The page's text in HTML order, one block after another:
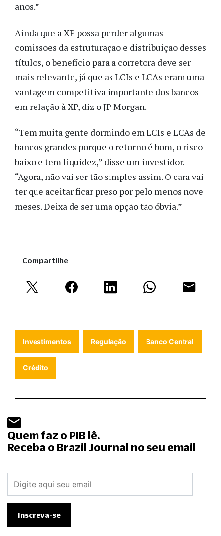
anos.”
Ainda que a XP possa perder algumas
comissões da estruturação e distribuição desses
títulos, o benefício para a corretora deve ser
mais relevante, já que as LCIs e LCAs eram uma
vantagem competitiva importante dos bancos
em relação à XP, diz o JP Morgan.
“Tem muita gente dormindo em LCIs e LCAs de
bancos grandes porque o retorno é bom, o risco
baixo e tem liquidez,” disse um investidor.
“Agora, não vai ser tão simples assim. O cara vai
ter que aceitar ficar preso por pelo menos nove
meses. Deixa de ser uma opção tão óbvia.”
Compartilhe
Investimentos Regulação Banco Central
Crédito
Quem faz o PIB lê.
Receba o Brazil Journal no seu email